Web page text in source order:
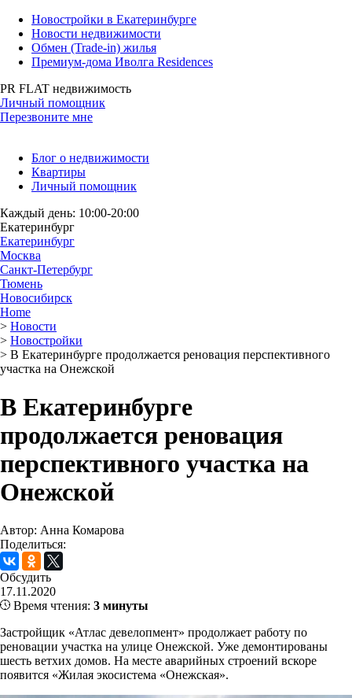
Новостройки в Екатеринбурге
Новости недвижимости
Обмен (Trade-in) жилья
Премиум-дома Иволга Residences
PR FLAT недвижимость
Личный помощник
Перезвоните мне
Блог о недвижимости
Квартиры
Личный помощник
Каждый день: 10:00-20:00
Екатеринбург
Екатеринбург
Москва
Санкт-Петербург
Тюмень
Новосибирск
Home
> Новости
> Новостройки
> В Екатеринбурге продолжается реновация перспективного
участка на Онежской
В Екатеринбурге
продолжается реновация
перспективного участка на
Онежской
Автор: Анна Комарова
Поделиться:
Обсудить
17.11.2020
Время чтения: 3 минуты
Застройщик «Атлас девелопмент» продолжает работу по
реновации участка на улице Онежской. Уже демонтированы
шесть ветхих домов. На месте аварийных строений вскоре
появится «Жилая экосистема «Онежская».